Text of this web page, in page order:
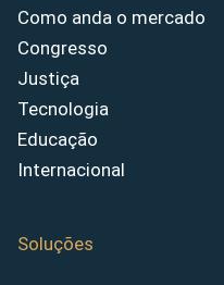
Como anda o mercado
Congresso
Justiça
Tecnologia
Educação
Internacional
Soluções